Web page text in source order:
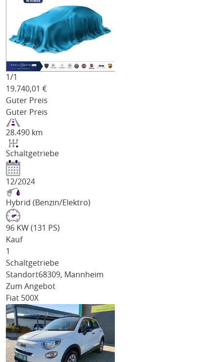
1/1
19.740,01 €
Guter Preis
Guter Preis
28.490 km
Schaltgetriebe
12/2024
Hybrid (Benzin/Elektro)
96 KW (131 PS)
Kauf
1
Schaltgetriebe
Standort68309, Mannheim
Zum Angebot
Fiat 500X